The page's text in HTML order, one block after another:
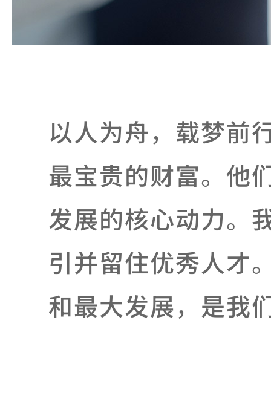
以人为舟，载梦前
最宝贵的财富。他
发展的核心动力。
引并留住优秀人才
和最大发展，是我